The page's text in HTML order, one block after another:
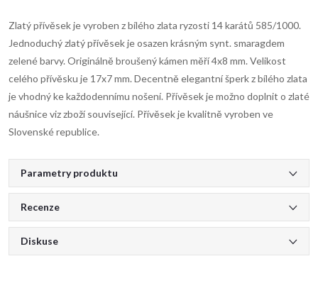
Zlatý přívěsek je vyroben z bílého zlata ryzosti 14 karátů 585/1000.
Jednoduchý zlatý přívěsek je osazen krásným synt. smaragdem
zelené barvy. Originálně broušený kámen měří 4x8 mm. Velikost
celého přívěsku je 17x7 mm. Decentně elegantní šperk z bílého zlata
je vhodný ke každodennímu nošení. Přívěsek je možno doplnit o zlaté
náušnice viz zboží související. Přívěsek je kvalitně vyroben ve
Slovenské republice.
Parametry produktu
Recenze
Diskuse